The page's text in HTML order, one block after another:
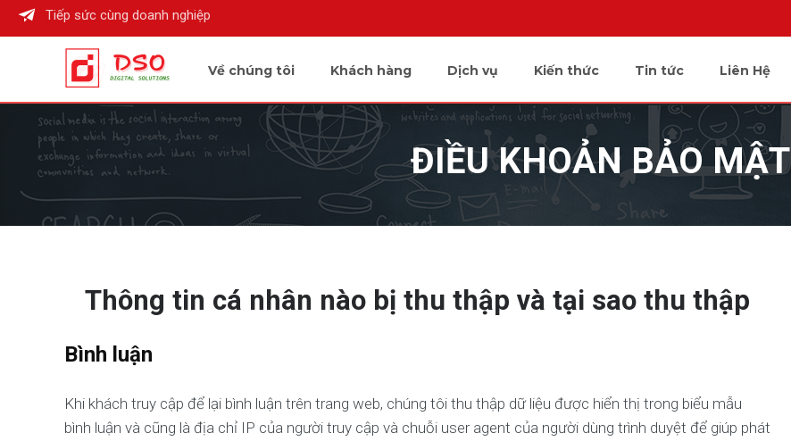
Tiếp sức cùng doanh nghiệp
Về chúng tôi Khách hàng Dịch vụ Kiến thức Tin tức Liên Hệ
ĐIỀU KHOẢN BẢO MẬT
Thông tin cá nhân nào bị thu thập và tại sao thu thập
Bình luận
Khi khách truy cập để lại bình luận trên trang web, chúng tôi thu thập dữ liệu được hiển thị trong biểu mẫu
bình luận và cũng là địa chỉ IP của người truy cập và chuỗi user agent của người dùng trình duyệt để giúp phát